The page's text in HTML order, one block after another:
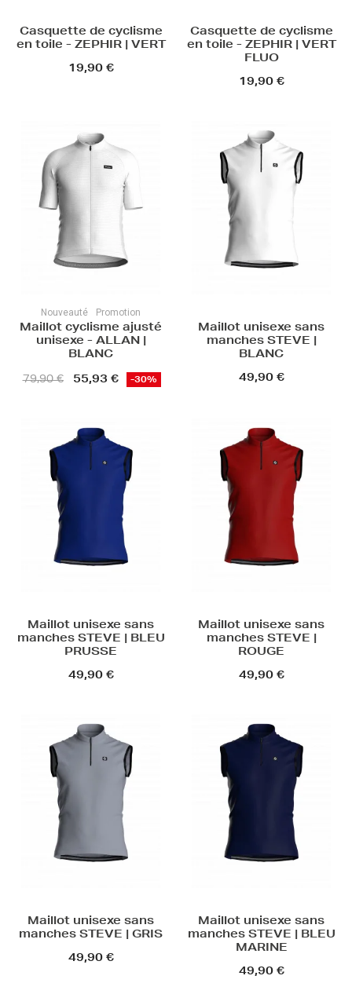
Casquette de cyclisme
en toile - ZEPHIR | VERT
19,90 €
Casquette de cyclisme
en toile - ZEPHIR | VERT
FLUO
19,90 €
Nouveauté
Promotion
Maillot cyclisme ajusté
unisexe - ALLAN |
BLANC
79,90 € 55,93 € -30%
Maillot unisexe sans
manches STEVE |
BLANC
49,90 €
Maillot unisexe sans
manches STEVE | BLEU
PRUSSE
49,90 €
Maillot unisexe sans
manches STEVE |
ROUGE
49,90 €
Maillot unisexe sans
manches STEVE | GRIS
49,90 €
Maillot unisexe sans
manches STEVE | BLEU
MARINE
49,90 €